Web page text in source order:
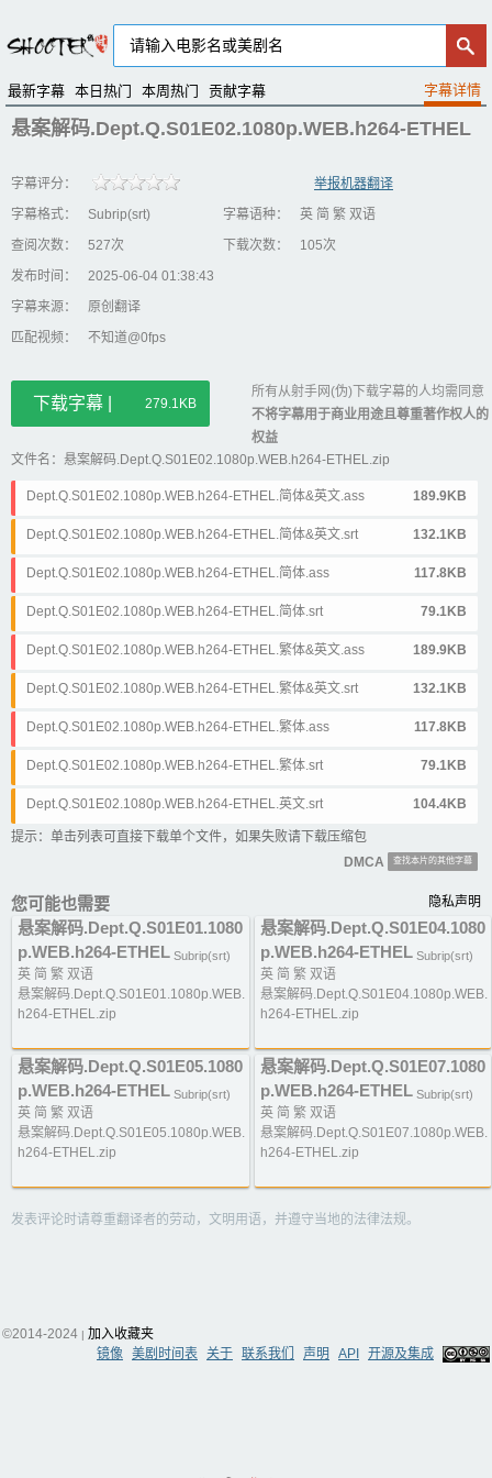
最新字幕 本日热门 本周热门 贡献字幕
悬案解码.Dept.Q.S01E02.1080p.WEB.h264-ETHEL
字幕评分：
举报机器翻译
字幕格式：
Subrip(srt) 字幕语种：
英 简 繁 双语
查阅次数：
527次 下载次数：
105次
发布时间：
2025-06-04 01:38:43
字幕来源：
原创翻译
匹配视频：
不知道@0fps
下载字幕 | 279.1KB
所有从射手网(伪)下载字幕的人均需同意
不将字幕用于商业用途且尊重著作权人的
权益
文件名：悬案解码.Dept.Q.S01E02.1080p.WEB.h264-ETHEL.zip
Dept.Q.S01E02.1080p.WEB.h264-ETHEL.简体&英文.ass 189.9KB
Dept.Q.S01E02.1080p.WEB.h264-ETHEL.简体&英文.srt 132.1KB
Dept.Q.S01E02.1080p.WEB.h264-ETHEL.简体.ass 117.8KB
Dept.Q.S01E02.1080p.WEB.h264-ETHEL.简体.srt 79.1KB
Dept.Q.S01E02.1080p.WEB.h264-ETHEL.繁体&英文.ass 189.9KB
Dept.Q.S01E02.1080p.WEB.h264-ETHEL.繁体&英文.srt 132.1KB
Dept.Q.S01E02.1080p.WEB.h264-ETHEL.繁体.ass 117.8KB
Dept.Q.S01E02.1080p.WEB.h264-ETHEL.繁体.srt 79.1KB
Dept.Q.S01E02.1080p.WEB.h264-ETHEL.英文.srt 104.4KB
提示：单击列表可直接下载单个文件，如果失败请下载压缩包
DMCA
查找本片的其他字幕
您可能也需要 隐私声明
悬案解码.Dept.Q.S01E01.1080
p.WEB.h264-ETHEL Subrip(srt)
英 简 繁 双语
悬案解码.Dept.Q.S01E01.1080p.WEB.
h264-ETHEL.zip
悬案解码.Dept.Q.S01E04.1080
p.WEB.h264-ETHEL Subrip(srt)
英 简 繁 双语
悬案解码.Dept.Q.S01E04.1080p.WEB.
h264-ETHEL.zip
悬案解码.Dept.Q.S01E05.1080
p.WEB.h264-ETHEL Subrip(srt)
英 简 繁 双语
悬案解码.Dept.Q.S01E05.1080p.WEB.
h264-ETHEL.zip
悬案解码.Dept.Q.S01E07.1080
p.WEB.h264-ETHEL Subrip(srt)
英 简 繁 双语
悬案解码.Dept.Q.S01E07.1080p.WEB.
h264-ETHEL.zip
发表评论时请尊重翻译者的劳动，文明用语，并遵守当地的法律法规。
©2014-2024 | 加入收藏夹
镜像 美剧时间表 关于 联系我们 声明 API 开源及集成